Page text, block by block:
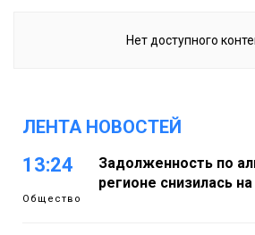
Нет доступного
ЛЕНТА НОВОСТЕЙ
13:24
Общество
Задолженность по
регионе снизилась